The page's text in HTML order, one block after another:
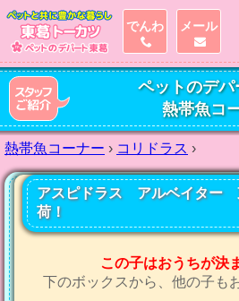
ペットのデパ
熱帯魚コ
熱帯魚コーナー › コリドラス ›
アスピドラス アルベイター
荷！
この子はおうちが決
下のボックスから、他の子も
でんわ メール